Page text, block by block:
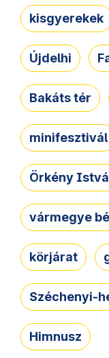
kisgyerekek
Újdelhi
Bakáts tér
minifesztivál
Örkény
vármegye
körjárat
Széchenyi-
Himnusz